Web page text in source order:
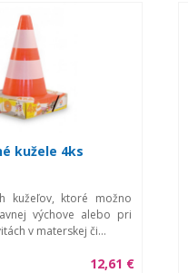
kužele 4ks
kužeľov, ktoré možno
výchove alebo pri
v materskej či...
12,61 €